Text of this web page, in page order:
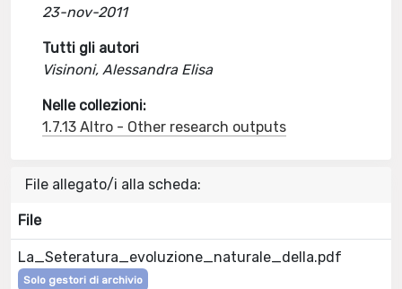
23-nov-2011
Tutti gli autori
Visinoni, Alessandra Elisa
Nelle collezioni:
1.7.13 Altro - Other research outputs
File allegato/i alla scheda:
File
La_Seteratura_evoluzione_naturale_della.pdf
Solo gestori di archivio